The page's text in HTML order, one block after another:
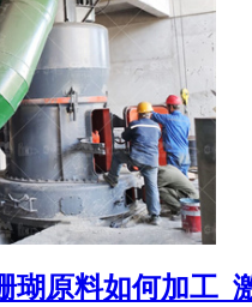
瑚原料如何加工_